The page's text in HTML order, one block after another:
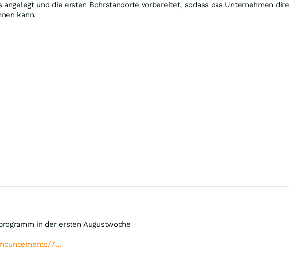
und die ersten Bohrstandorte vorbereitet, sodass das Unternehmen
kann.
in der ersten Augustwoche
7…